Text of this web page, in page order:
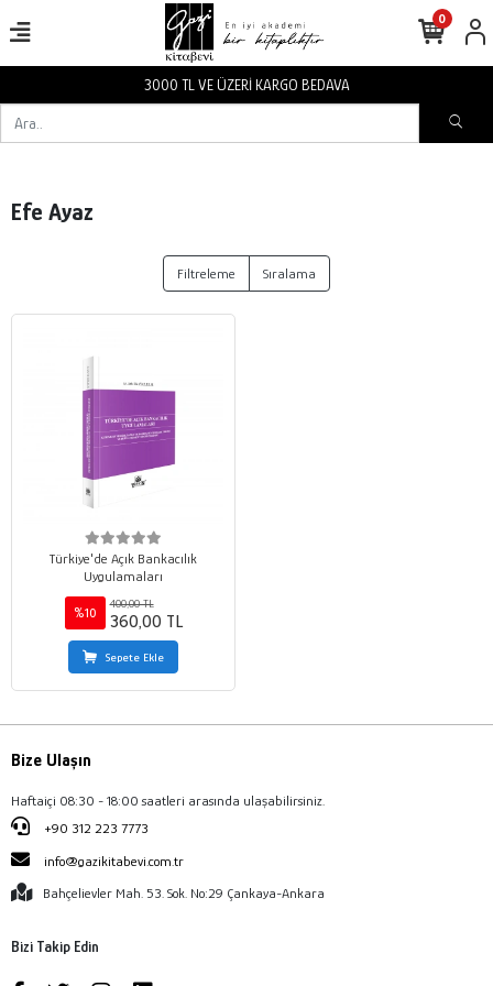
3000 TL VE ÜZERİ KARGO BEDAVA
0
Efe Ayaz
Filtreleme Sıralama
Türkiye'de Açık Bankacılık
Uygulamaları
%10
400,00 TL
360,00 TL
Sepete Ekle
Bize Ulaşın
Haftaiçi 08:30 - 18:00 saatleri arasında ulaşabilirsiniz.
+90 312 223 7773
info@gazikitabevi.com.tr
Bahçelievler Mah. 53. Sok. No:29 Çankaya-Ankara
Bizi Takip Edin